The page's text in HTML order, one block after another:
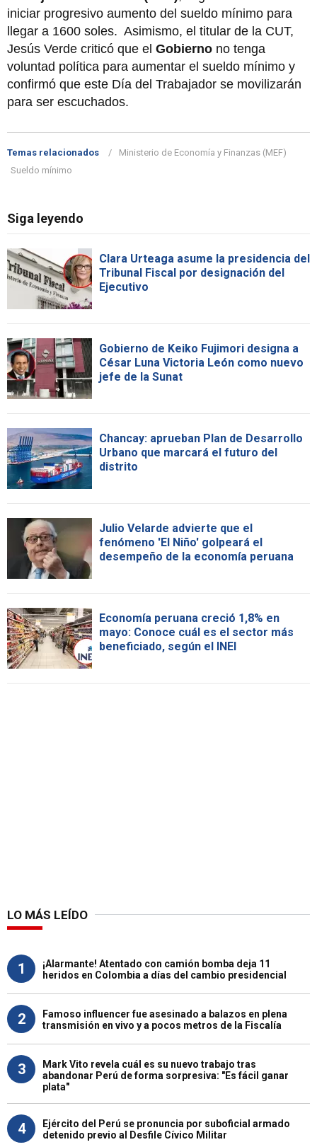
iniciar progresivo aumento del sueldo mínimo para
llegar a 1600 soles. Asimismo, el titular de la CUT,
Jesús Verde criticó que el Gobierno no tenga
voluntad política para aumentar el sueldo mínimo y
confirmó que este Día del Trabajador se movilizarán
para ser escuchados.
Temas relacionados
Ministerio de Economía y Finanzas (MEF)
Sueldo mínimo
Siga leyendo
Clara Urteaga asume la presidencia del
Tribunal Fiscal por designación del
Ejecutivo
Gobierno de Keiko Fujimori designa a
César Luna Victoria León como nuevo
jefe de la Sunat
Chancay: aprueban Plan de Desarrollo
Urbano que marcará el futuro del
distrito
Julio Velarde advierte que el
fenómeno 'El Niño' golpeará el
desempeño de la economía peruana
Economía peruana creció 1,8% en
mayo: Conoce cuál es el sector más
beneficiado, según el INEI
LO MÁS LEÍDO
1
¡Alarmante! Atentado con camión bomba deja 11
heridos en Colombia a días del cambio presidencial
2
Famoso influencer fue asesinado a balazos en plena
transmisión en vivo y a pocos metros de la Fiscalía
3
Mark Vito revela cuál es su nuevo trabajo tras
abandonar Perú de forma sorpresiva: "Es fácil ganar
plata"
4
Ejército del Perú se pronuncia por suboficial armado
detenido previo al Desfile Cívico Militar